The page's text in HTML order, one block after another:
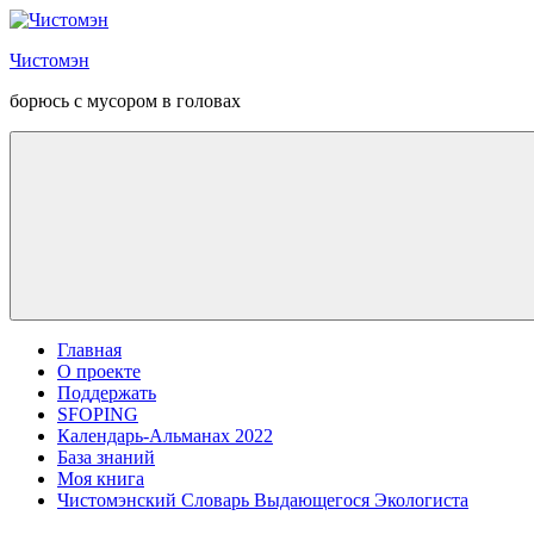
Перейти
содержанию
Чистомэн
борюсь с мусором в головах
Главная
О проекте
Поддержать
SFOPING
Календарь-Альманах 2022
База знаний
Моя книга
Чистомэнский Словарь Выдающегося Экологиста